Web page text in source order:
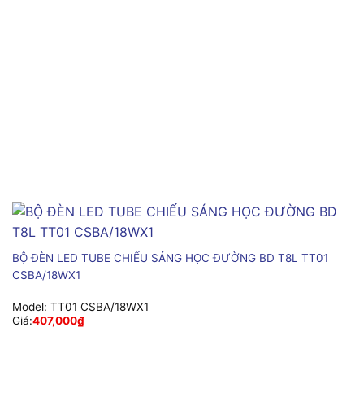
BỘ ĐÈN LED TUBE CHIẾU SÁNG HỌC ĐƯỜNG BD T8L TT01
CSBA/18WX1
Model: TT01 CSBA/18WX1
Giá:407,000₫